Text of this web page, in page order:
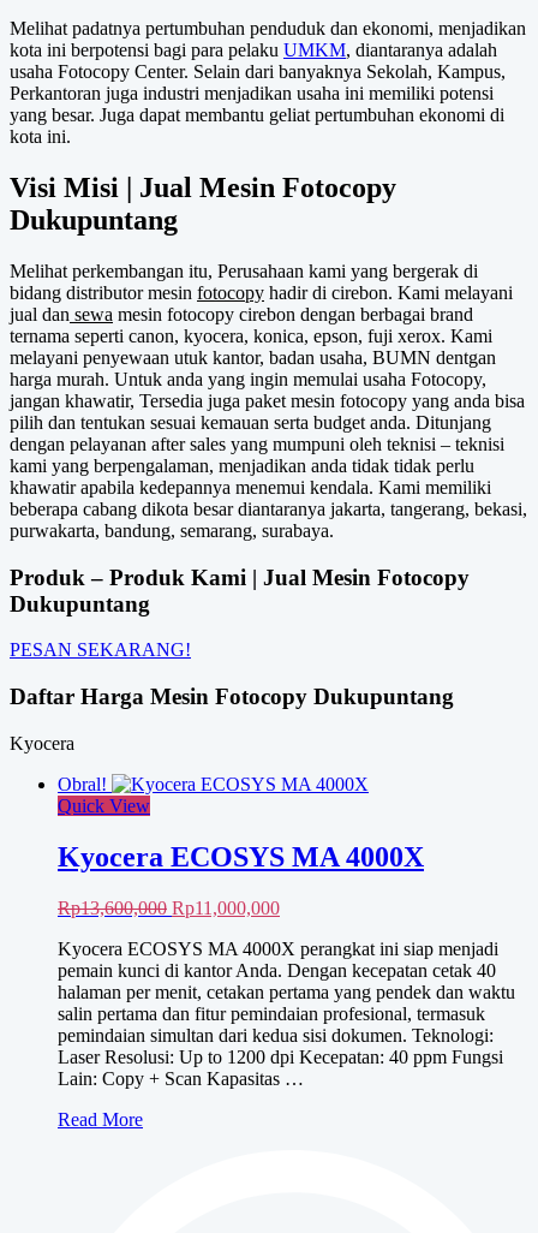
Melihat padatnya pertumbuhan penduduk dan ekonomi, menjadikan
kota ini berpotensi bagi para pelaku UMKM, diantaranya adalah
usaha Fotocopy Center. Selain dari banyaknya Sekolah, Kampus,
Perkantoran juga industri menjadikan usaha ini memiliki potensi
yang besar. Juga dapat membantu geliat pertumbuhan ekonomi di
kota ini.
Visi Misi | Jual Mesin Fotocopy
Dukupuntang
Melihat perkembangan itu, Perusahaan kami yang bergerak di
bidang distributor mesin fotocopy hadir di cirebon. Kami melayani
jual dan sewa mesin fotocopy cirebon dengan berbagai brand
ternama seperti canon, kyocera, konica, epson, fuji xerox. Kami
melayani penyewaan utuk kantor, badan usaha, BUMN dentgan
harga murah. Untuk anda yang ingin memulai usaha Fotocopy,
jangan khawatir, Tersedia juga paket mesin fotocopy yang anda bisa
pilih dan tentukan sesuai kemauan serta budget anda. Ditunjang
dengan pelayanan after sales yang mumpuni oleh teknisi – teknisi
kami yang berpengalaman, menjadikan anda tidak tidak perlu
khawatir apabila kedepannya menemui kendala. Kami memiliki
beberapa cabang dikota besar diantaranya jakarta, tangerang, bekasi,
purwakarta, bandung, semarang, surabaya.
Produk – Produk Kami | Jual Mesin Fotocopy
Dukupuntang
PESAN SEKARANG!
Daftar Harga Mesin Fotocopy Dukupuntang
Kyocera
Obral!
Quick View
Kyocera ECOSYS MA 4000X
Rp13,600,000 Harga
adalah:
Rp13,600,000.
Rp11,000,000Harga
ini
adalah:
Rp11,000,000.
Kyocera ECOSYS MA 4000X perangkat ini siap menjadi
pemain kunci di kantor Anda. Dengan kecepatan cetak 40
halaman per menit, cetakan pertama yang pendek dan waktu
salin pertama dan fitur pemindaian profesional, termasuk
pemindaian simultan dari kedua sisi dokumen. Teknologi:
Laser Resolusi: Up to 1200 dpi Kecepatan: 40 ppm Fungsi
Lain: Copy + Scan Kapasitas …
Kyocera
Read More